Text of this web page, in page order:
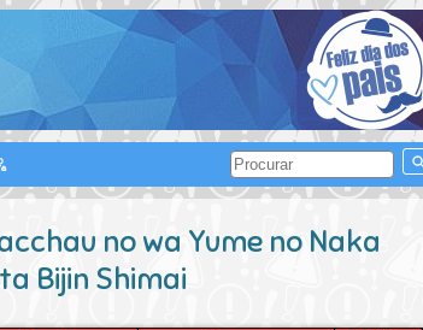
no wa Yume no Naka
Bijin Shimai